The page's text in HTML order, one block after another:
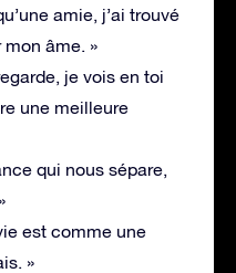
amie, j’ai trouvé
âme. »
je vois en toi
une meilleure
qui nous sépare,
est comme une
»